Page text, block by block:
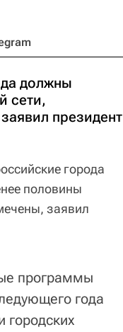
должны
сети,
президент
города
половины
заявил
программы
года
городских